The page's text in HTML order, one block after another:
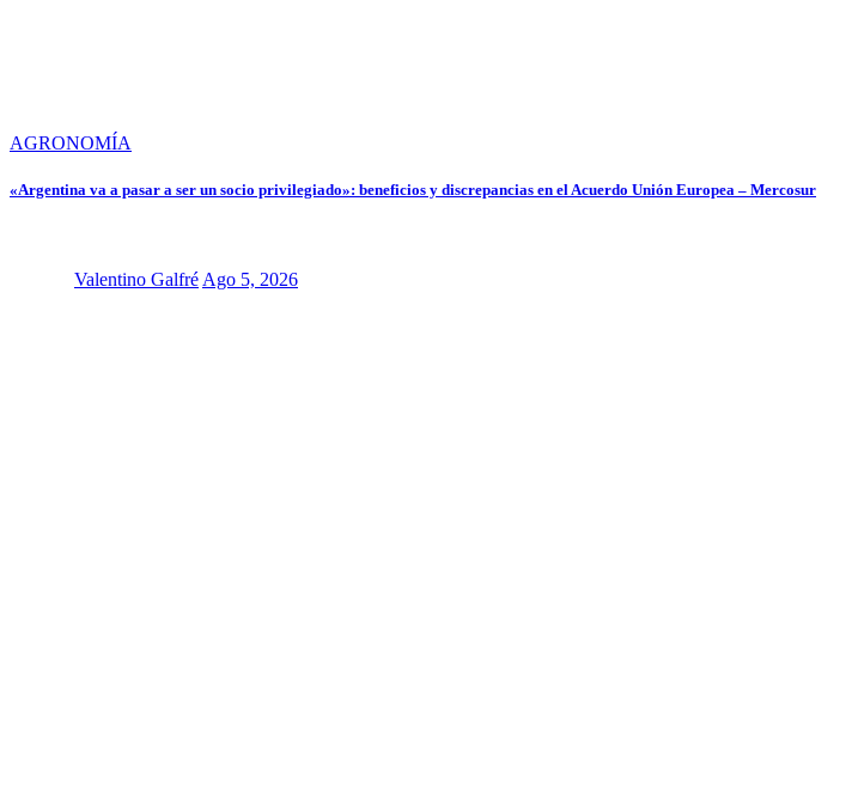
AGRONOMÍA
«Argentina va a pasar a ser un socio privilegiado»: beneficios y discrepancias en el Acuerdo Unión Europea – Mercosur
Valentino GalfréAgo 5, 2026